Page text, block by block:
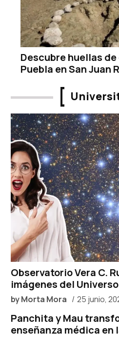
Descubre huellas
Puebla en San Juan
Observatorio Vera C.
imágenes del Universo
byMorta Mora 25 junio,
Panchita y Mau
enseñanza médica en